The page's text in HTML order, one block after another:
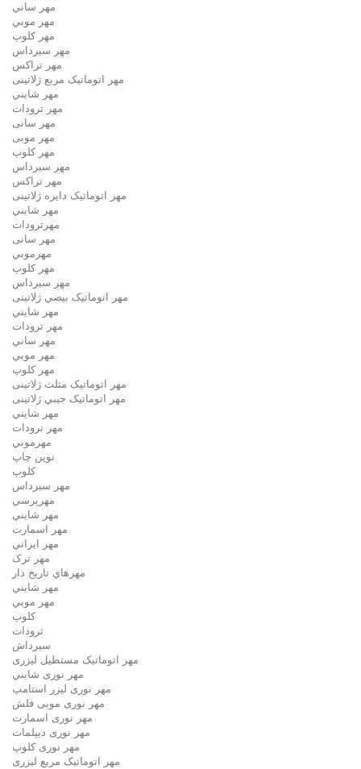
مهر ساني
مهر موبي
مهر كلوپ
مهر سيرداس
مهر تراکس
مهر اتوماتیک مربع ژلاتینی
مهر شايني
مهر ترودات
مهر سانی
مهر موبی
مهر كلوپ
مهر سيرداس
مهر تراکس
مهر اتوماتیک دايره ژلاتینی
مهر شايني
مهرترودات
مهر سانی
مهرموبي
مهر كلوپ
مهر سيرداس
مهر اتوماتیک بيضي ژلاتینی
مهر شايني
مهر ترودات
مهر ساني
مهر موبي
مهر كلوپ
مهر اتوماتیک مثلث ژلاتینی
مهر اتوماتیک جيبي ژلاتینی
مهر شايني
مهر ترودات
مهرموبي
نوين چاپ
کلوپ
مهر سيرداس
مهرپرسي
مهر شايني
مهر اسمارت
مهر ايراني
مهر ترک
مهرهاي تاريخ دار
مهر شايني
مهر موبي
کلوپ
ترودات
سیرداش
مهر اتوماتیک مستطیل لیزری
مهر نوری شايني
مهر نوری لیزر استامپ
مهر نوری موبی فلش
مهر نوری اسمارت
مهر نوری ديپلمات
مهر نوری کلوپ
مهر اتوماتیک مربع لیزری